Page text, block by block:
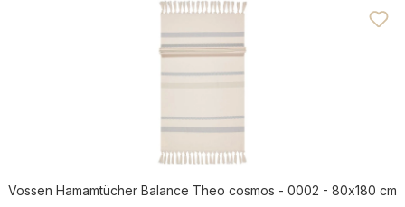
Vossen Hamamtücher Balance Theo cosmos - 0002 - 80x180 cm